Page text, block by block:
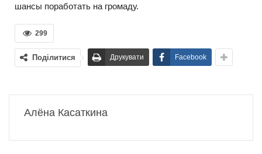
шансы поработать на громаду.
299
Поділитися Друкувати Facebook
Алёна Касаткина